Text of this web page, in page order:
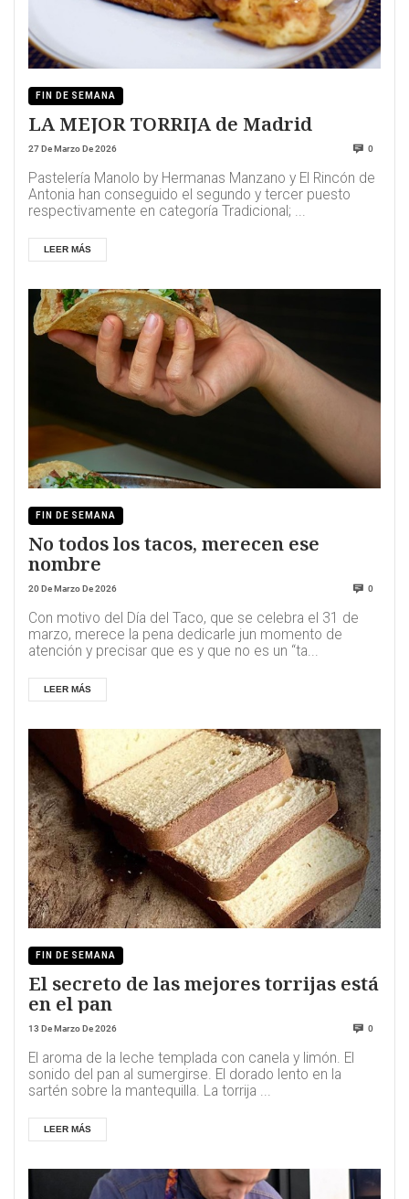
FIN DE SEMANA
LA MEJOR TORRIJA de Madrid
27 De Marzo De 2026 0
Pastelería Manolo by Hermanas Manzano y El Rincón de
Antonia han conseguido el segundo y tercer puesto
respectivamente en categoría Tradicional; ...
LEER MÁS
FIN DE SEMANA
No todos los tacos, merecen ese
nombre
20 De Marzo De 2026 0
Con motivo del Día del Taco, que se celebra el 31 de
marzo, merece la pena dedicarle jun momento de
atención y precisar que es y que no es un “ta...
LEER MÁS
FIN DE SEMANA
El secreto de las mejores torrijas está
en el pan
13 De Marzo De 2026 0
El aroma de la leche templada con canela y limón. El
sonido del pan al sumergirse. El dorado lento en la
sartén sobre la mantequilla. La torrija ...
LEER MÁS